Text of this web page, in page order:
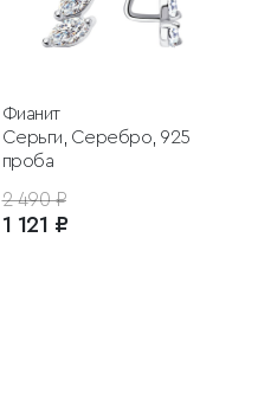
Фианит
Серьги, Серебро, 925
проба
2 490 ₽
1 121 ₽